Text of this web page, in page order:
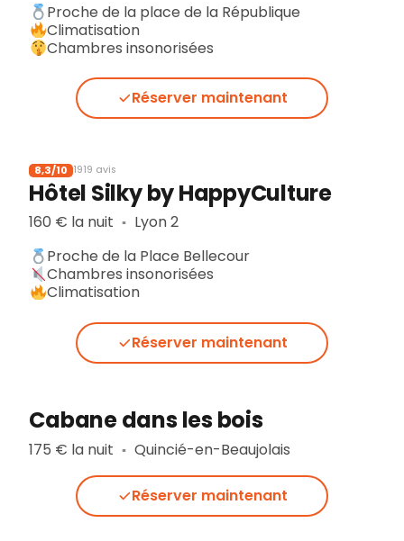
Proche de la place de la République
Climatisation
Chambres insonorisées
Réserver maintenant
8,3/10 1919 avis
Hôtel Silky by HappyCulture
160 € la nuit ▪︎ Lyon 2
Proche de la Place Bellecour
Chambres insonorisées
Climatisation
Réserver maintenant
Cabane dans les bois
175 € la nuit ▪︎ Quincié-en-Beaujolais
Réserver maintenant